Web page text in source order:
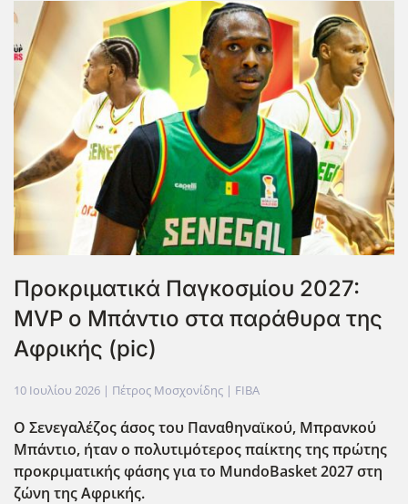
Προκριματικά Παγκοσμίου 2027:
MVP ο Μπάντιο στα παράθυρα της
Αφρικής (pic)
10 Ιουλίου 2026 | Πέτρος Μοσχονίδης | FIBA
Ο Σενεγαλέζος άσος του Παναθηναϊκού, Μπρανκού
Μπάντιο, ήταν ο πολυτιμότερος παίκτης της πρώτης
προκριματικής φάσης για το MundoBasket 2027 στη
ζώνη της Αφρικής.